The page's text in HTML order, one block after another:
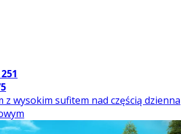
251
z wysokim sufitem nad częścią dzienna